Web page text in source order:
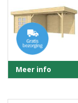
Meer info